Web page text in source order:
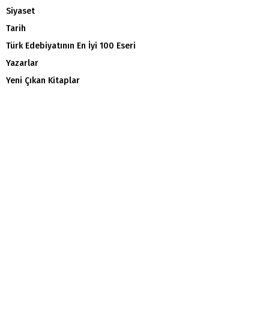
Siyaset
Tarih
Türk Edebiyatının En İyi 100 Eseri
Yazarlar
Yeni Çıkan Kitaplar